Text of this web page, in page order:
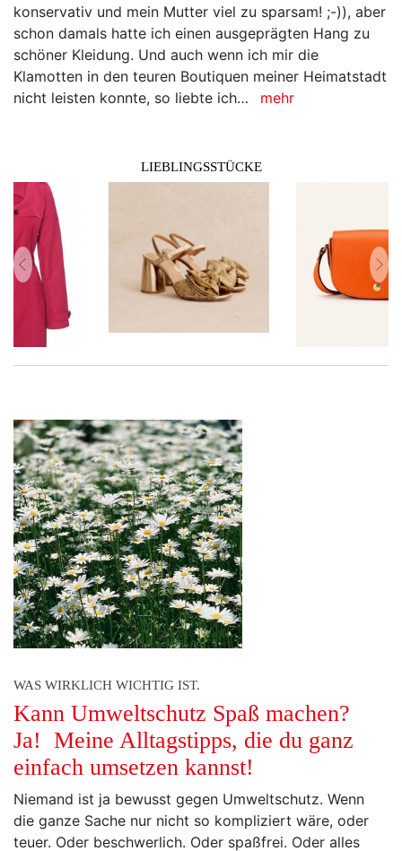
konservativ und mein Mutter viel zu sparsam! ;-)), aber
schon damals hatte ich einen ausgeprägten Hang zu
schöner Kleidung. Und auch wenn ich mir die
Klamotten in den teuren Boutiquen meiner Heimatstadt
nicht leisten konnte, so liebte ich…
mehr
LIEBLINGSSTÜCKE
zurück vor
WAS WIRKLICH WICHTIG IST.
Kann Umweltschutz Spaß machen?
Ja! Meine Alltagstipps, die du ganz
einfach umsetzen kannst!
Niemand ist ja bewusst gegen Umweltschutz. Wenn
die ganze Sache nur nicht so kompliziert wäre, oder
teuer. Oder beschwerlich. Oder spaßfrei. Oder alles